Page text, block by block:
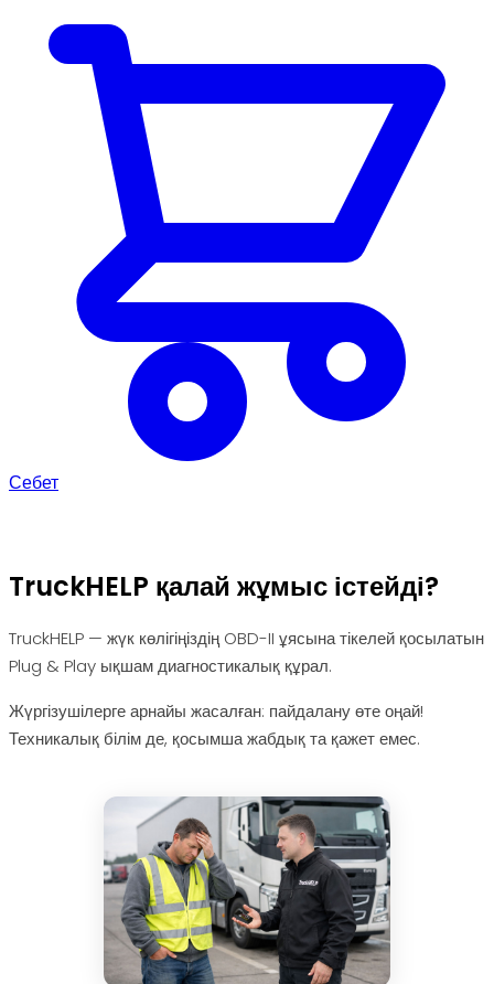
Себет
TruckHELP қалай жұмыс істейді?
TruckHELP — жүк көлігіңіздің OBD-II ұясына тікелей қосылатын
Plug & Play ықшам диагностикалық құрал.
Жүргізушілерге арнайы жасалған: пайдалану өте оңай!
Техникалық білім де, қосымша жабдық та қажет емес.